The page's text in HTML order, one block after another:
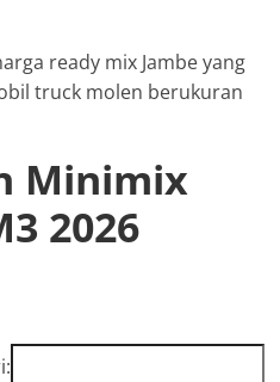
ready mix Jambe yang
truck molen berukuran
Minimix
2026